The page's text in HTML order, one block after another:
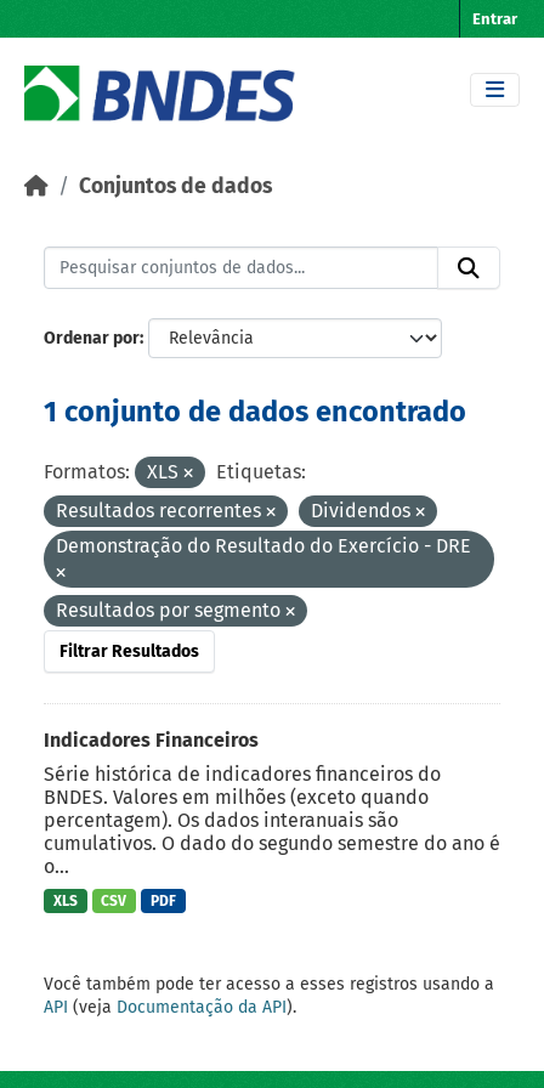
Entrar
Conjuntos de dados
Ordenar por
1 conjunto de dados encontrado
Formatos: XLS
Etiquetas:
Resultados recorrentes
Dividendos
Demonstração do Resultado do Exercício - DRE
Resultados por segmento
Filtrar Resultados
Indicadores Financeiros
Série histórica de indicadores financeiros do
BNDES. Valores em milhões (exceto quando
percentagem). Os dados interanuais são
cumulativos. O dado do segundo semestre do ano é
o...
XLS CSV PDF
Você também pode ter acesso a esses registros usando a
API (veja Documentação da API).